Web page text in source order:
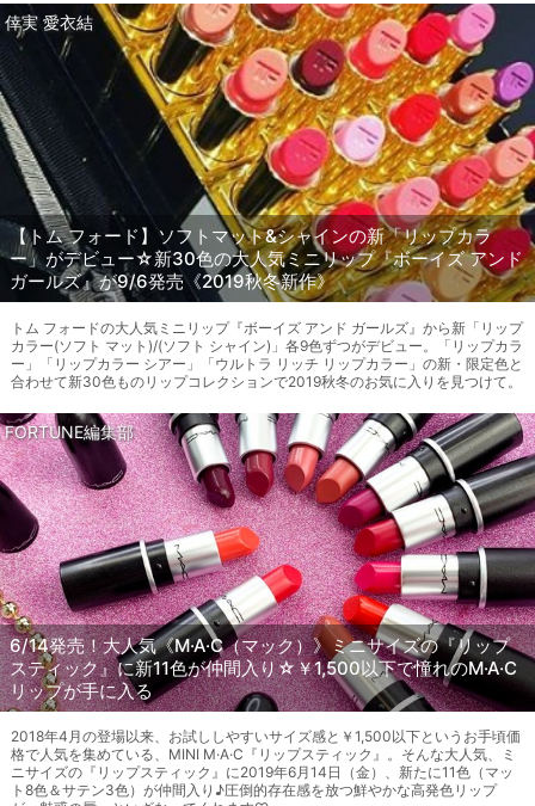
倖実 愛衣結
【トム フォード】ソフトマット&シャインの新「リップカラ
ー」がデビュー☆新30色の大人気ミニリップ『ボーイズ アンド
ガールズ』が9/6発売《2019秋冬新作》
トム フォードの大人気ミニリップ『ボーイズ アンド ガールズ』から新「リップ
カラー(ソフト マット)/(ソフト シャイン)」各9色ずつがデビュー。「リップカラ
ー」「リップカラー シアー」「ウルトラ リッチ リップカラー」の新・限定色と
合わせて新30色ものリップコレクションで2019秋冬のお気に入りを見つけて。
FORTUNE編集部
6/14発売！大人気《M·A·C（マック）》ミニサイズの『リップ
スティック』に新11色が仲間入り☆￥1,500以下で憧れのM·A·C
リップが手に入る
2018年4月の登場以来、お試ししやすいサイズ感と￥1,500以下というお手頃価
格で人気を集めている、MINI M·A·C『リップスティック』。そんな大人気、ミ
ニサイズの『リップスティック』に2019年6月14日（金）、新たに11色（マッ
ト8色＆サテン3色）が仲間入り♪圧倒的存在感を放つ鮮やかな高発色リップ